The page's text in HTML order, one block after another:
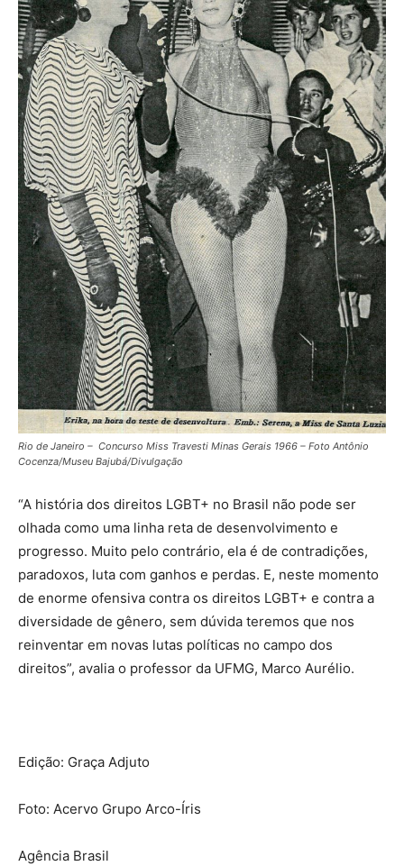
Rio de Janeiro – Concurso Miss Travesti Minas Gerais 1966 – Foto Antônio
Cocenza/Museu Bajubá/Divulgação
“A história dos direitos LGBT+ no Brasil não pode ser
olhada como uma linha reta de desenvolvimento e
progresso. Muito pelo contrário, ela é de contradições,
paradoxos, luta com ganhos e perdas. E, neste momento
de enorme ofensiva contra os direitos LGBT+ e contra a
diversidade de gênero, sem dúvida teremos que nos
reinventar em novas lutas políticas no campo dos
direitos”, avalia o professor da UFMG, Marco Aurélio.
Edição: Graça Adjuto
Foto: Acervo Grupo Arco-Íris
Agência Brasil